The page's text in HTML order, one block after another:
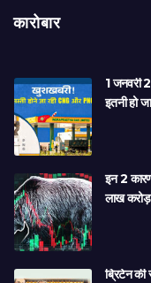
कारोबार
1 जनवरी
इतनी हो
इन 2
लाख करोड़
ब्रिटेन की